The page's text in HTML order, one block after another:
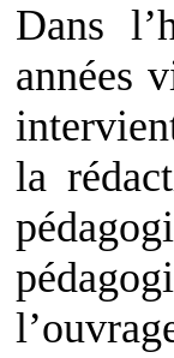
Dans
années
la